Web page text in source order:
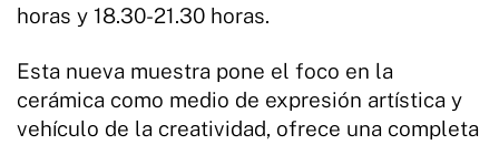
horas y 18.30-21.30 horas.
Esta nueva muestra pone el foco en la
cerámica como medio de expresión artística y
vehículo de la creatividad, ofrece una completa